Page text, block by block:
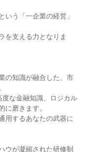
いう「一企業の経営」
を支える力となりま
の知識が融合した、市
な金融知識、ロジカル
に磨きます。
用するあなたの武器に
ウが凝縮された研修制